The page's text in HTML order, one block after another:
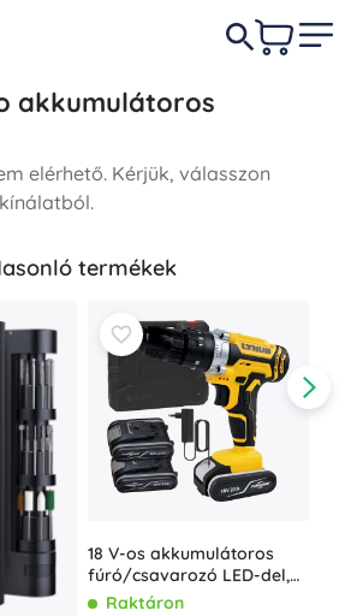
akkumulátoros
elérhető. Kérjük, válasszon
termékek
18 V-os akkumulátoros
fúró/csavarozó LED-del,
kofferral és 2× 2 Ah
Raktáron